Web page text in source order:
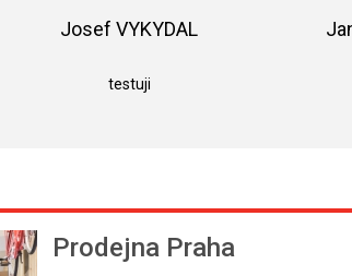
Josef VYKYDAL
testuji
Prodejna Praha